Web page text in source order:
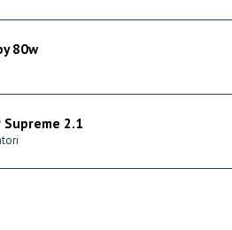
80w
Supreme 2.1